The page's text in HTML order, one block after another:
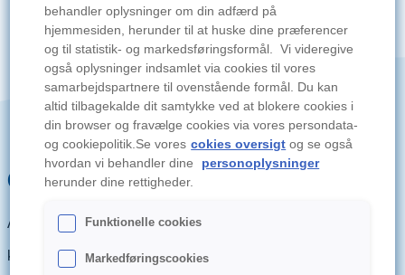
Om Agria Breeders Shop
Agria Breeders Shop er for dig, der er en hunde- eller
katteopdrætter og medlem af Agria Breeders Club.
behandler oplysninger om din adfærd på
hjemmesiden, herunder til at huske dine præferencer
og til statistik- og markedsføringsformål. Vi videregive
også oplysninger indsamlet via cookies til vores
samarbejdspartnere til ovenstående formål. Du kan
altid tilbagekalde dit samtykke ved at blokere cookies i
din browser og fravælge cookies via vores persondata-
og cookiepolitik.Se vores cokies oversigt og se også
hvordan vi behandler dine
personoplysninger
herunder dine rettigheder.
Funktionelle cookies
Markedføringscookies